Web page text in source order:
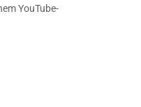
YouTube-